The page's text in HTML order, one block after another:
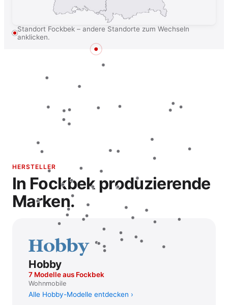
Standort Fockbek – andere Standorte zum Wechseln
anklicken.
HERSTELLER
In Fockbek produzierende
Marken.
Hobby
7 Modelle aus Fockbek
Wohnmobile
Alle Hobby-Modelle entdecken